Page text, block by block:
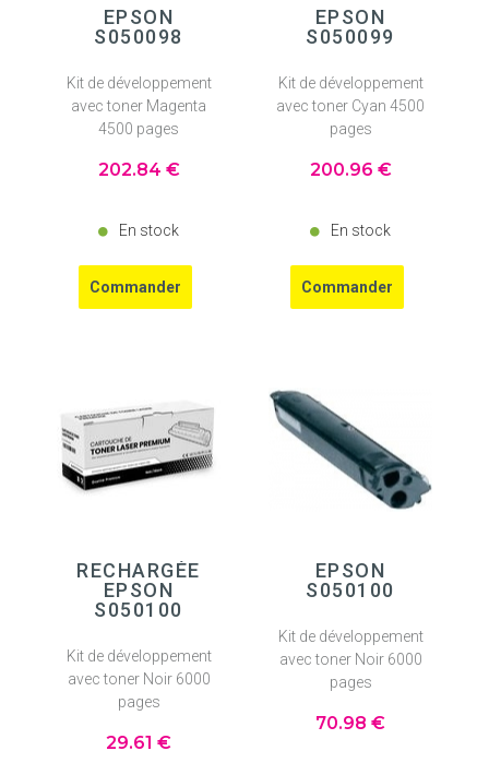
EPSON
S050098
Kit de développement
avec toner Magenta
4500 pages
202.84 €
En stock
EPSON
S050099
Kit de développement
avec toner Cyan 4500
pages
200.96 €
En stock
RECHARGÉE
EPSON
S050100
Kit de développement
avec toner Noir 6000
pages
29.61 €
EPSON
S050100
Kit de développement
avec toner Noir 6000
pages
70.98 €